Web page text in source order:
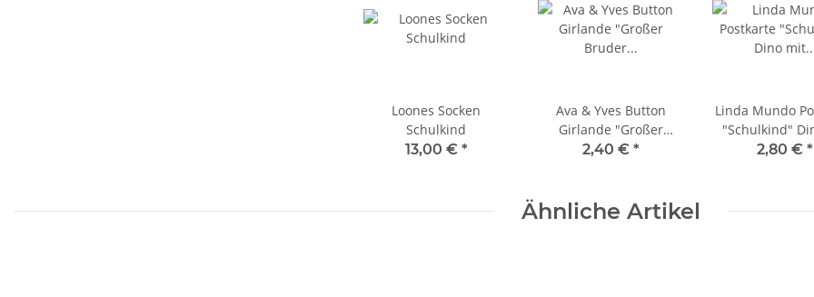
Loones Socken
Schulkind
13,00 € *
Ava & Yves Button
Girlande "Großer
Bruder / Große
2,40 € *
Linda Mundo
"Schulkind"
Umschlag
2,80 € *
Ähnliche Artikel